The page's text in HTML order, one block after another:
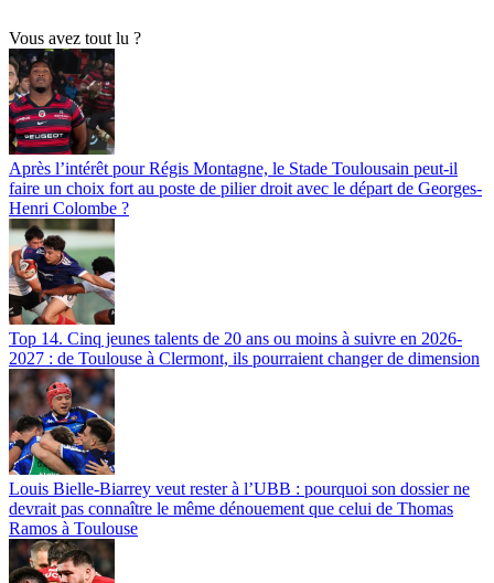
Vous avez tout lu ?
Après l’intérêt pour Régis Montagne, le Stade Toulousain peut-il
faire un choix fort au poste de pilier droit avec le départ de Georges-
Henri Colombe ?
Top 14. Cinq jeunes talents de 20 ans ou moins à suivre en 2026-
2027 : de Toulouse à Clermont, ils pourraient changer de dimension
Louis Bielle-Biarrey veut rester à l’UBB : pourquoi son dossier ne
devrait pas connaître le même dénouement que celui de Thomas
Ramos à Toulouse